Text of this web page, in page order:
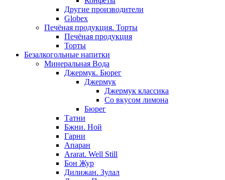
Другие производители
Globex
Печёная продукция. Торты
Печёная продукция
Торты
Безалкогольные напитки
Минеральная Вода
Джермук. Бюрег
Джермук
Джермук классика
Со вкусом лимона
Бюрег
Татни
Бжни. Ной
Гарни
Апаран
Ararat. Well Still
Бон Жур
Дилижан. Зулал